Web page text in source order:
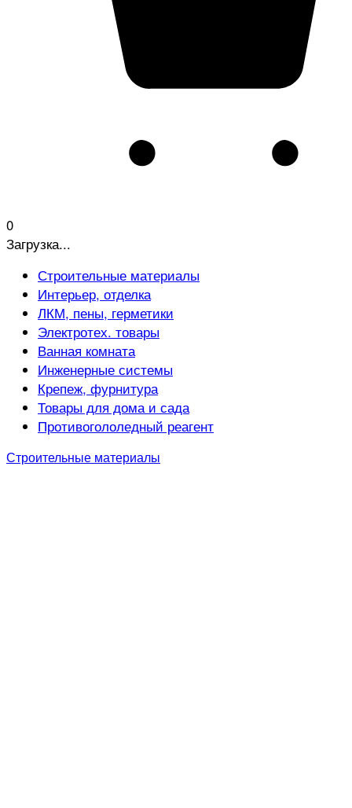
0
Загрузка...
Строительные материалы
Интерьер, отделка
ЛКМ, пены, герметики
Электротех. товары
Ванная комната
Инженерные системы
Крепеж, фурнитура
Товары для дома и сада
Противогололедный реагент
Строительные материалы